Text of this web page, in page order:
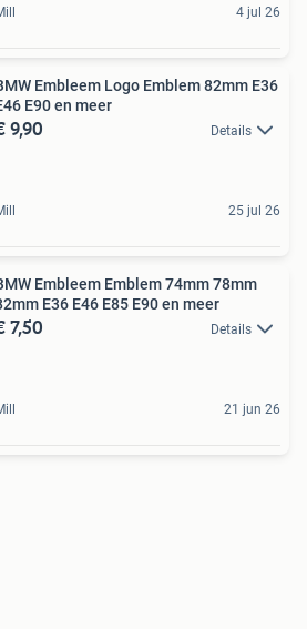
4 jul 26
Embleem Logo Emblem 82mm E36
E90 en meer
9,90 Details
25 jul 26
Embleem Emblem 74mm 78mm
E36 E46 E85 E90 en meer
7,50 Details
21 jun 26